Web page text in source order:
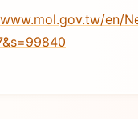
en/